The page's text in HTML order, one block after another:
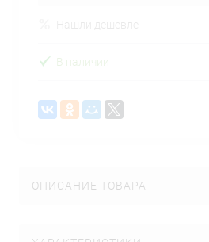
В наличии
ОПИСАНИЕ ТОВАРА